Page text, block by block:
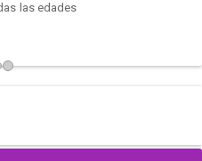
las edades
será una explosión de ritmo,